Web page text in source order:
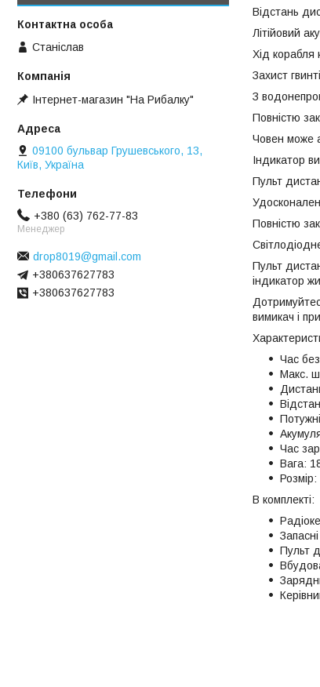
Відстань
Літійовий
Хід корабля
Захист
З
Повністю
Човен може
Індикатор
Пульт
Повністю
Пульт
індикатор
вимикач і
Час
Макс.
Час
Вага:
В комплекті:
Пульт
Станіслав
Інтернет-магазин "На Рибалку"
09100 бульвар Грушевського, 13,
Київ, Україна
+380 (63) 762-77-83
Менеджер
drop8019@gmail.com
+380637627783
+380637627783